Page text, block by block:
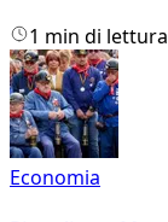
1 min di lettura
Economia